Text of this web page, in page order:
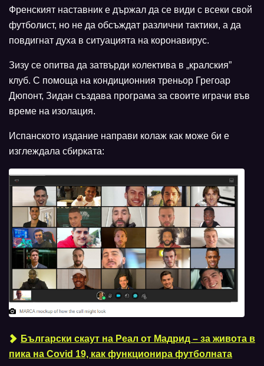
Френският наставник е държал да се види с всеки свой
футболист, но не да обсъждат различни тактики, а да
повдигнат духа в ситуацията на коронавирус.
Зизу се опитва да затвърди колектива в „кралския”
клуб. С помоща на кондиционния треньор Грегоар
Дюпонт, Зидан създава програма за своите играчи във
време на изолация.
Испанското издание направи колаж как може би е
изглеждала сбирката:
Български скаут на Реал от Мадрид – за живота в
пика на Covid 19, как функционира футболната